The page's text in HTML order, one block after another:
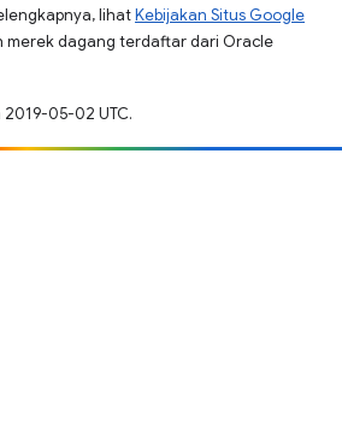
lihatKebijakan Situs Google
merek dagang terdaftar dari Oracle
05-02 UTC.